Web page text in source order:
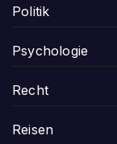
Politik
Psychologie
Recht
Reisen